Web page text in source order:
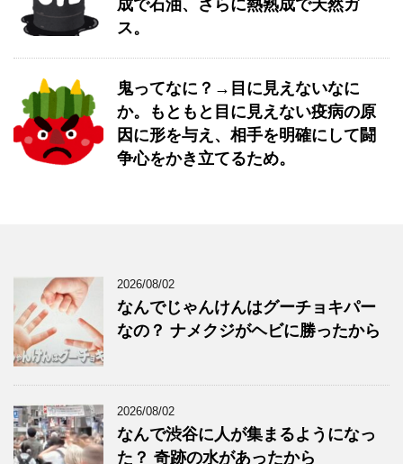
成で石油、さらに熱熟成で天然ガ
ス。
鬼ってなに？→目に見えないなに
か。もともと目に見えない疫病の原
因に形を与え、相手を明確にして闘
争心をかき立てるため。
2026/08/02
なんでじゃんけんはグーチョキパー
なの？ ナメクジがヘビに勝ったから
2026/08/02
なんで渋谷に人が集まるようになっ
た？ 奇跡の水があったから